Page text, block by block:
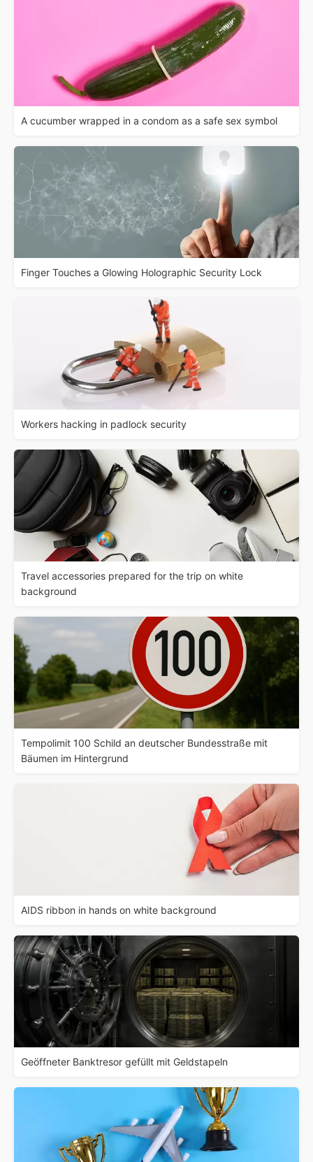
A cucumber wrapped in a condom as a safe sex symbol
Finger Touches a Glowing Holographic Security Lock
Workers hacking in padlock security
Travel accessories prepared for the trip on white
background
Tempolimit 100 Schild an deutscher Bundesstraße mit
Bäumen im Hintergrund
AIDS ribbon in hands on white background
Geöffneter Banktresor gefüllt mit Geldstapeln